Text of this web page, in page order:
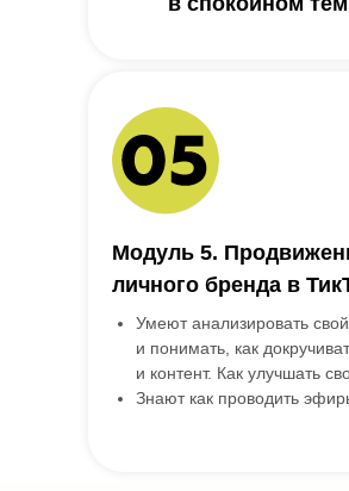
Умеют анализировать свой
и понимать, как
и контент. Как улучшать
Знают как проводить
Модуль 5.
личного бренда в